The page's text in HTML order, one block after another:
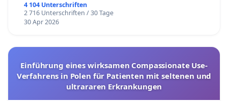
4 104 Unterschriften
2 716 Unterschriften / 30 Tage
30 Apr 2026
Einführung eines wirksamen Compassionate Use-
Verfahrens in Polen für Patienten mit seltenen und
ultrararen Erkrankungen